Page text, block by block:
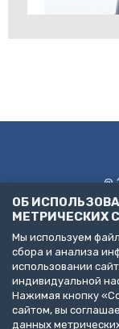
@
ДЕЛАЙТЕ БИЗНЕС С
Представлена
Санкт-
ОБ
МЕТРИЧЕСКИХ
Мы используем
сбора и анализа
использовании
индивидуальной
Нажимая кнопку
сайтом, вы
данных